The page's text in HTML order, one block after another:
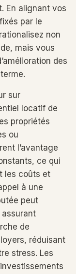
En alignant vos
par le
non
mais vous
des
sur
locatif de
propriétés
ou
l’avantage
ce qui
les coûts et
à une
peut
de
réduisant
stress. Les